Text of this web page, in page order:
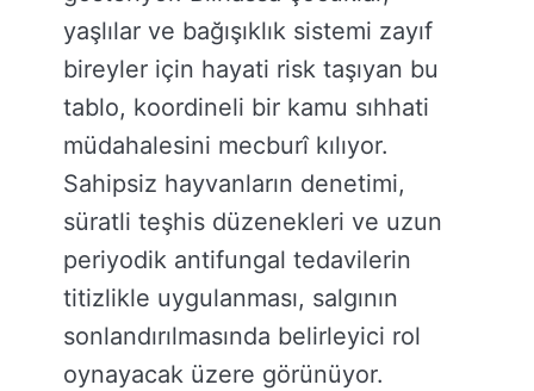
yaşlılar ve bağışıklık sistemi zayıf
bireyler için hayati risk taşıyan bu
tablo, koordineli bir kamu sıhhati
müdahalesini mecburî kılıyor.
Sahipsiz hayvanların denetimi,
süratli teşhis düzenekleri ve uzun
periyodik antifungal tedavilerin
titizlikle uygulanması, salgının
sonlandırılmasında belirleyici rol
oynayacak üzere görünüyor.